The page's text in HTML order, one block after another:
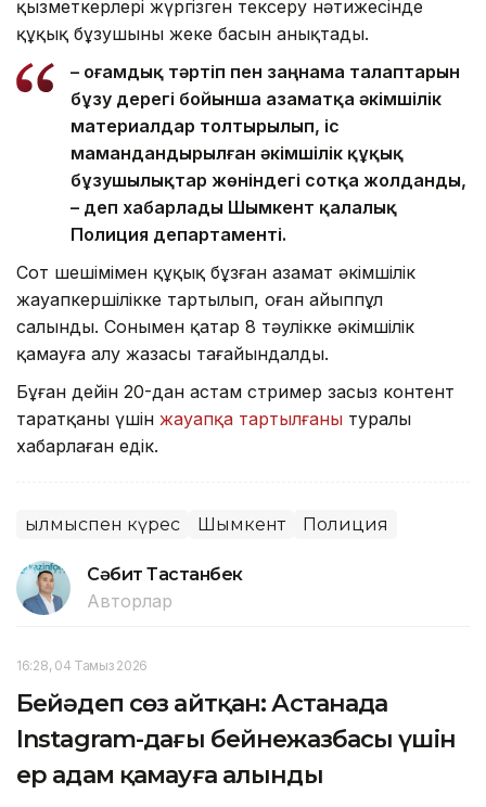
қызметкерлері жүргізген тексеру нәтижесінде
құқық бұзушының жеке басын анықтады.
– Қоғамдық тәртіп пен заңнама талаптарын
бұзу дерегі бойынша азаматқа әкімшілік
материалдар толтырылып, іс
мамандандырылған әкімшілік құқық
бұзушылықтар жөніндегі сотқа жолданды,
– деп хабарлады Шымкент қалалық
Полиция департаменті.
Сот шешімімен құқық бұзған азамат әкімшілік
жауапкершілікке тартылып, оған айыппұл
салынды. Сонымен қатар 8 тәулікке әкімшілік
қамауға алу жазасы тағайындалды.
Бұған дейін 20-дан астам стример заңсыз контент
таратқаны үшін жауапқа тартылғаны туралы
хабарлаған едік.
Қылмыспен күрес Шымкент Полиция
Сәбит Тастанбек
Авторлар
16:28, 04 Тамыз 2026
Бейәдеп сөз айтқан: Астанада
Instagram-дағы бейнежазбасы үшін
ер адам қамауға алынды